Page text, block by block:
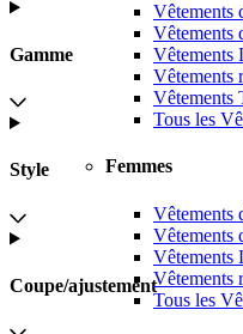
Vêtements
Vêtements
Vêtements
Vêtements
Vêtements
Tous les
Femmes
Vêtements
Vêtements
Vêtements
Vêtements
Tous les
Gamme
Style
Coupe/ajustement